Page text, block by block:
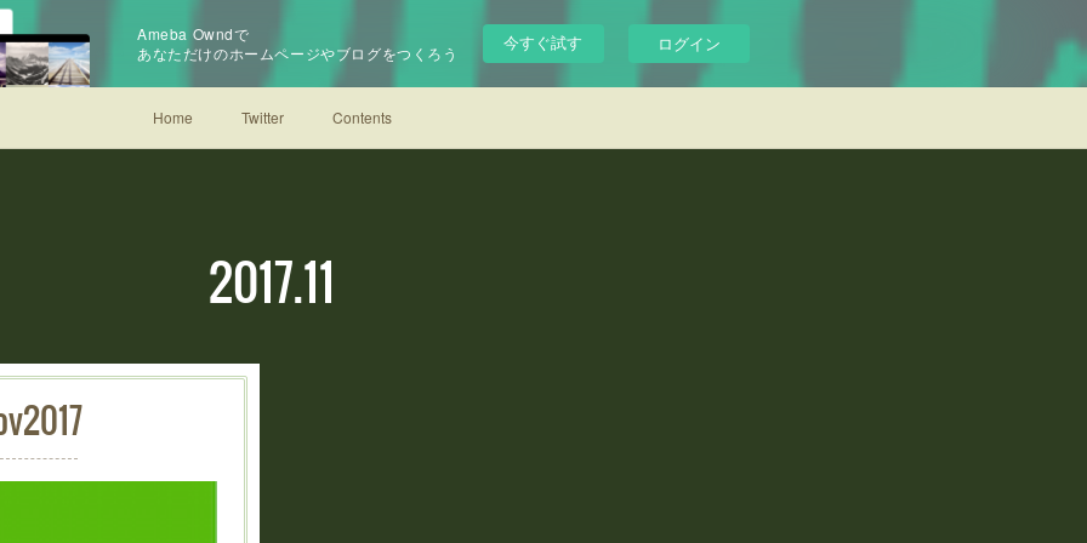
Ameba Owndで
あなただけのホームページやブログをつくろう
今すぐ試す ログイン
Home Twitter Contents
2017.11
2017